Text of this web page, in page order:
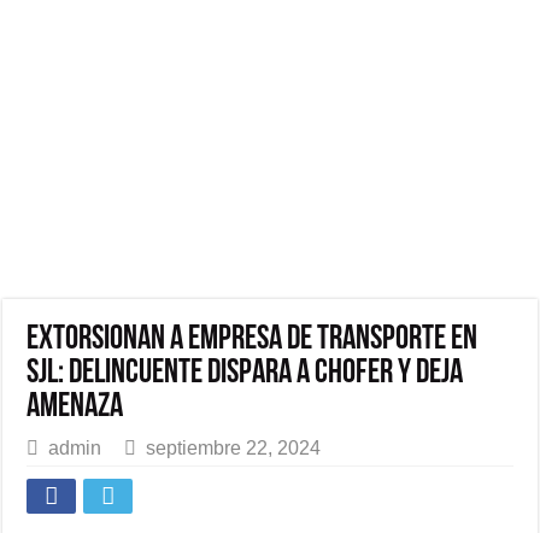
Extorsionan a empresa de transporte en
SJL: Delincuente dispara a chofer y deja
amenaza
admin septiembre 22, 2024